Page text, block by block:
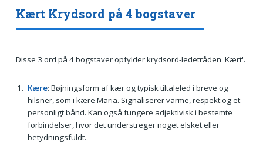
Kært Krydsord på 4 bogstaver
Disse 3 ord på 4 bogstaver opfylder krydsord-ledetråden 'Kært'.
Kære: Bøjningsform af kær og typisk tiltaleled i breve og
hilsner, som i kære Maria. Signaliserer varme, respekt og et
personligt bånd. Kan også fungere adjektivisk i bestemte
forbindelser, hvor det understreger noget elsket eller
betydningsfuldt.